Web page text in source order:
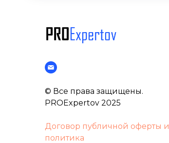
© Все права защищены.
PROExpertov 2025
Договор публичной оферты и
политика